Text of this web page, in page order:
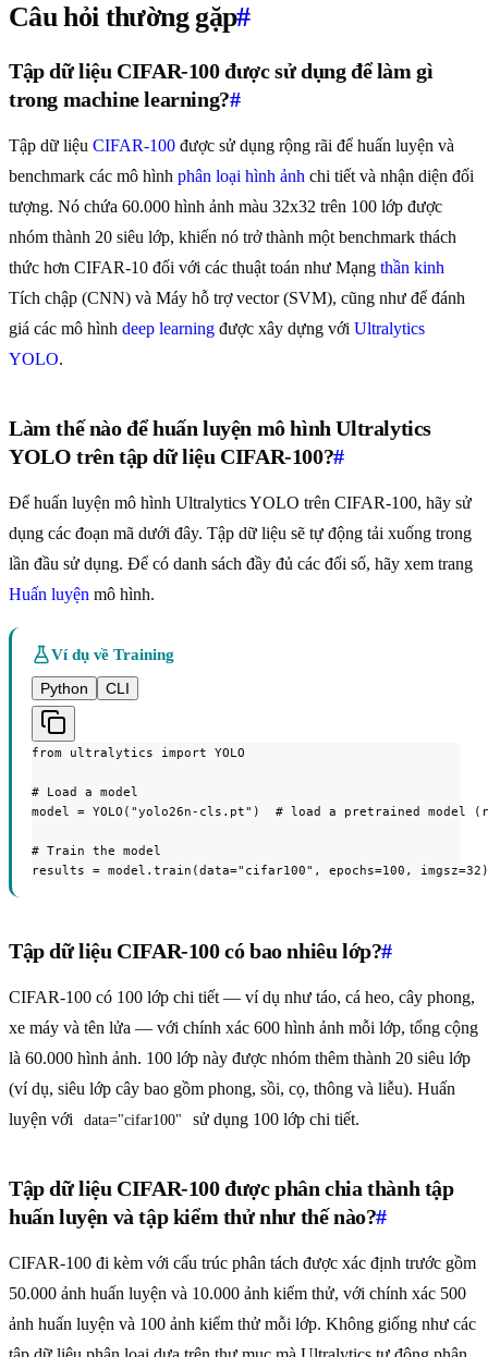
Câu hỏi thường gặp#
Tập dữ liệu CIFAR-100 được sử dụng để làm gì
trong machine learning?#
Tập dữ liệu CIFAR-100 được sử dụng rộng rãi để huấn luyện và
benchmark các mô hình phân loại hình ảnh chi tiết và nhận diện đối
tượng. Nó chứa 60.000 hình ảnh màu 32x32 trên 100 lớp được
nhóm thành 20 siêu lớp, khiến nó trở thành một benchmark thách
thức hơn CIFAR-10 đối với các thuật toán như Mạng thần kinh
Tích chập (CNN) và Máy hỗ trợ vector (SVM), cũng như để đánh
giá các mô hình deep learning được xây dựng với Ultralytics
YOLO.
Làm thế nào để huấn luyện mô hình Ultralytics
YOLO trên tập dữ liệu CIFAR-100?#
Để huấn luyện mô hình Ultralytics YOLO trên CIFAR-100, hãy sử
dụng các đoạn mã dưới đây. Tập dữ liệu sẽ tự động tải xuống trong
lần đầu sử dụng. Để có danh sách đầy đủ các đối số, hãy xem trang
Huấn luyện mô hình.
Ví dụ về Training
Python
CLI
from ultralytics import YOLO
# Load a model
model = YOLO("yolo26n-cls.pt")  # load a pretrained model
# Train the model
results = model.train(data="cifar100", epochs=100, imgsz=32)
Tập dữ liệu CIFAR-100 có bao nhiêu lớp?#
CIFAR-100 có 100 lớp chi tiết — ví dụ như táo, cá heo, cây phong,
xe máy và tên lửa — với chính xác 600 hình ảnh mỗi lớp, tổng cộng
là 60.000 hình ảnh. 100 lớp này được nhóm thêm thành 20 siêu lớp
(ví dụ, siêu lớp cây bao gồm phong, sồi, cọ, thông và liễu). Huấn
luyện với
data="cifar100" sử dụng 100 lớp chi tiết.
Tập dữ liệu CIFAR-100 được phân chia thành tập
huấn luyện và tập kiểm thử như thế nào?#
CIFAR-100 đi kèm với cấu trúc phân tách được xác định trước gồm
50.000 ảnh huấn luyện và 10.000 ảnh kiểm thử, với chính xác 500
ảnh huấn luyện và 100 ảnh kiểm thử mỗi lớp. Không giống như các